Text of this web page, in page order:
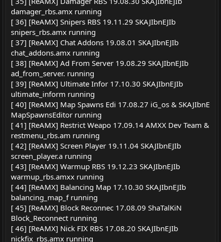
damager_rbs.amx running
[ 36] [ReAMX] Snipers RBS 19.11.29 SKAJIbnEJIb
snipers_rbs.amx running
[ 37] [ReAMX] Chat Addons 19.08.01 SKAJIbnEJIb
chat_addons.amx running
[ 38] [ReAMX] Ad From Server 19.08.29 SKAJIbnEJIb
ad_from_server. running
[ 39] [ReAMX] Ultimate Infor 17.10.30 SKAJIbnEJIb
ultimate_inform running
[ 40] [ReAMX] Map Spawns Edi 17.08.27 iG_os & SKAJIbnE
MapSpawnsEditor running
[ 41] [ReAMX] Restrict Weapo 17.09.14 AMXX Dev Team &
restmenu_rbs.am running
[ 42] [ReAMX] Screen Player 19.11.04 SKAJIbnEJIb
screen_player.a running
[ 43] [ReAMX] Warmup RBS 19.12.23 SKAJIbnEJIb
warmup_rbs.amxx running
[ 44] [ReAMX] Balancing Map 17.10.30 SKAJIbnEJIb
balancing_map_f running
[ 45] [ReAMX] Block Reconnec 17.08.09 ShaTalKiN
Block_Reconnect running
[ 46] [ReAMX] Nick FIX RBS 17.08.20 SKAJIbnEJIb
nickfix_rbs.amx running